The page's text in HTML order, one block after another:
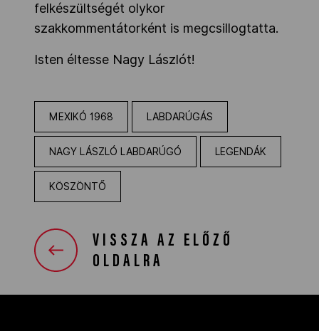
felkészültségét olykor
szakkommentátorként is megcsillogtatta.
Isten éltesse Nagy Lászlót!
MEXIKÓ 1968 LABDARÚGÁS
NAGY LÁSZLÓ LABDARÚGÓ LEGENDÁK
KÖSZÖNTŐ
VISSZA AZ ELŐZŐ
OLDALRA